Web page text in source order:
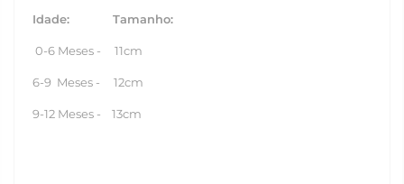
Idade: Tamanho:
0-6 Meses - 11cm
6-9 Meses - 12cm
9-12 Meses - 13cm